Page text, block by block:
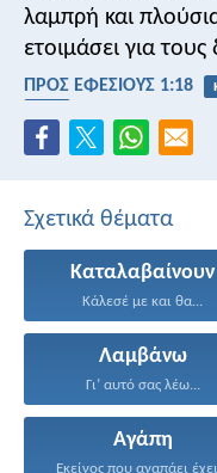
λαμπρή και
ετοιμάσει για τους
ΠΡΟΣ ΕΦΕΣΙΟΥΣ 1:18
Σχετικά θέματα
Καταλαβαίνουν
Κάλεσέ με και θα...
Λαμβάνω
Γι’ αυτό σας λέω...
Αγάπη
Εκείνος που αγαπάει